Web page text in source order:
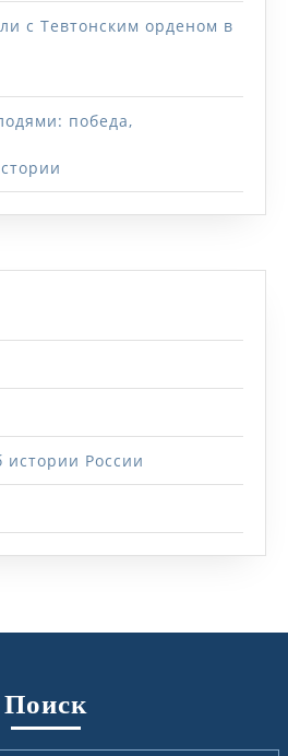
с Тевтонским орденом в
победа,
России
Поиск